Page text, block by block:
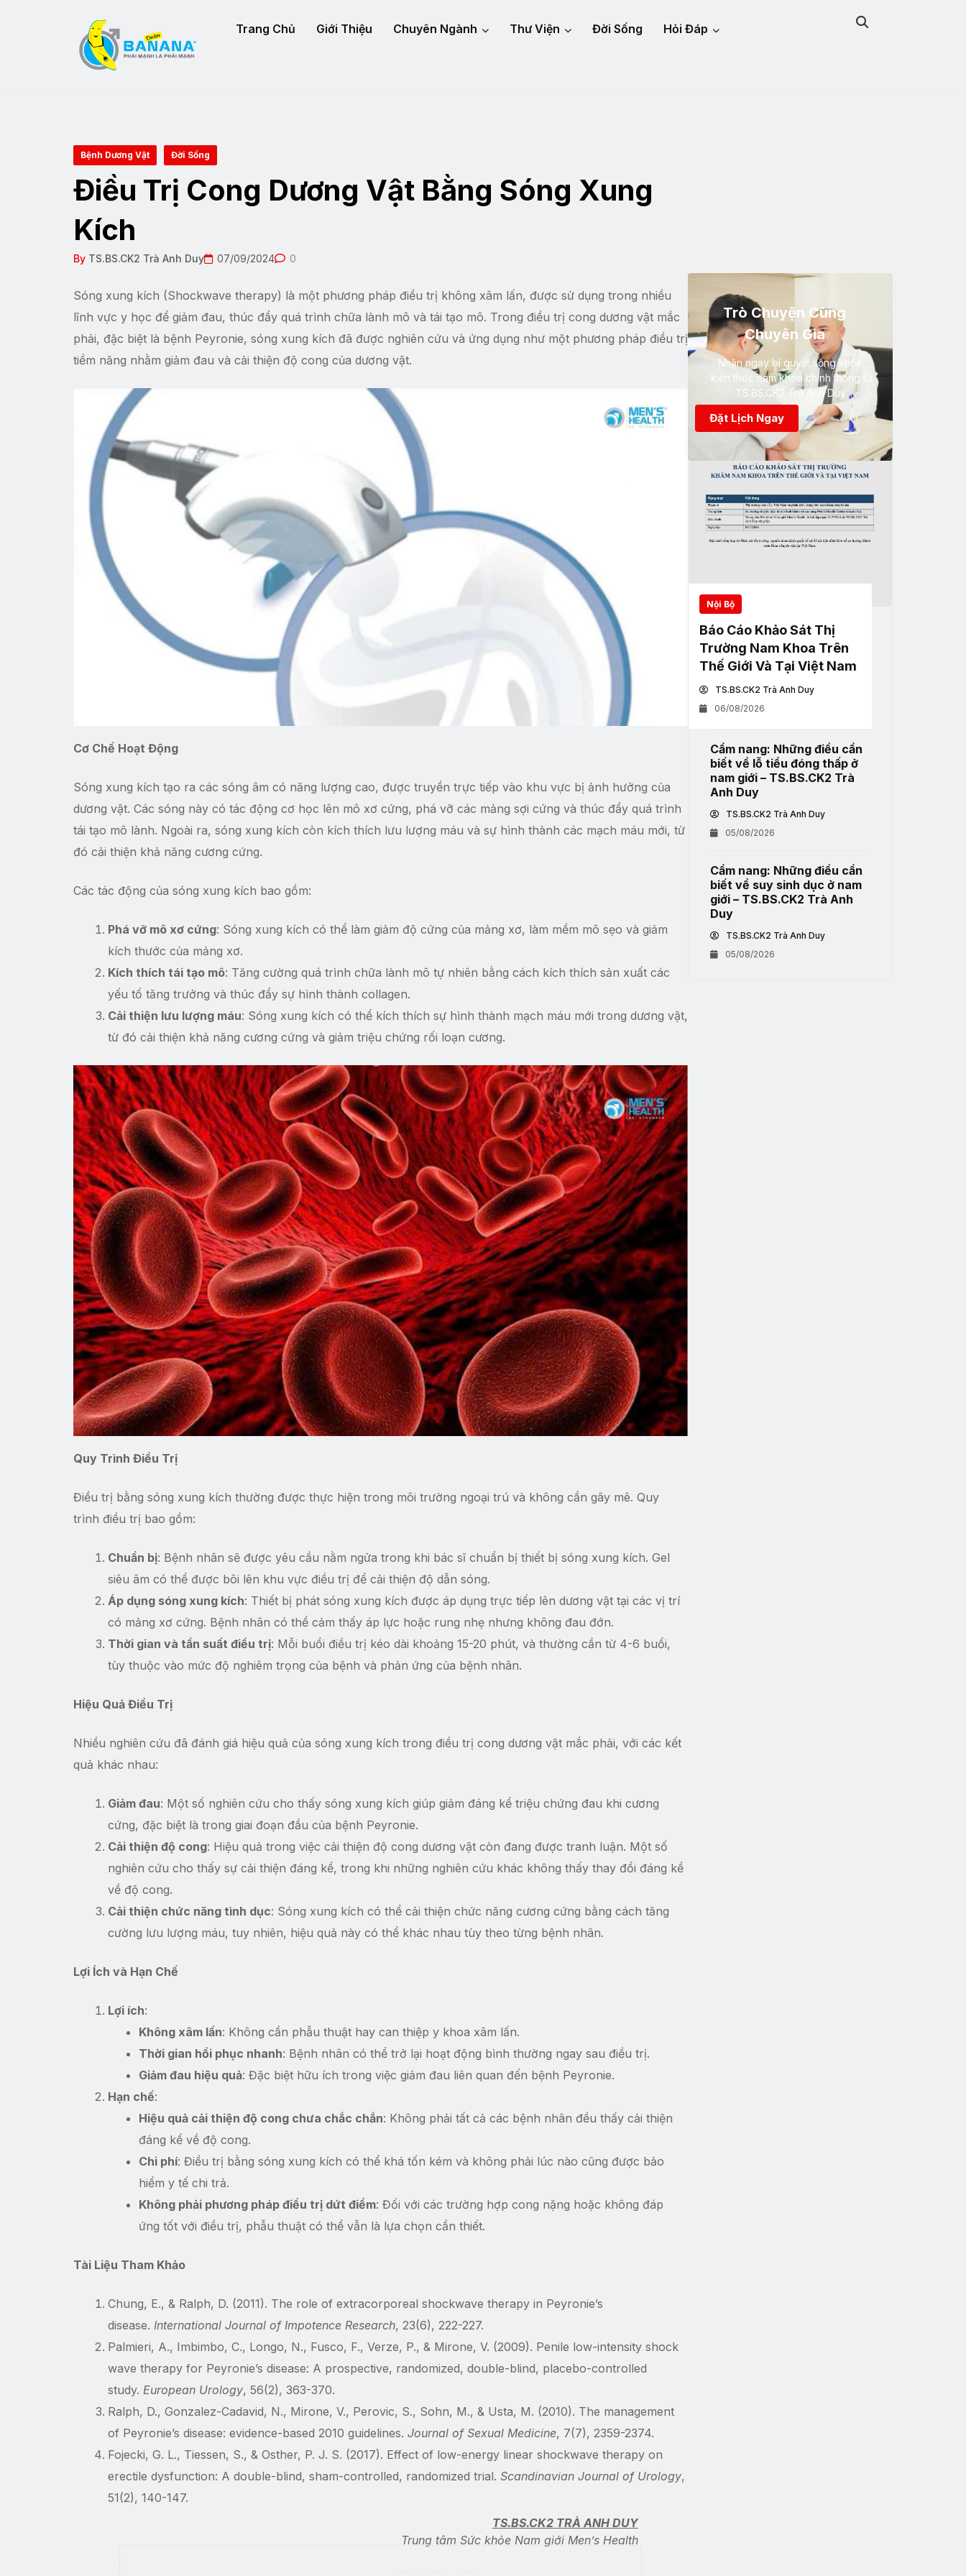
Trang Chủ Giới Thiệu Chuyên Ngành Thư Viện Đời Sống Hỏi Đáp
Bệnh Dương Vật Đời Sống
Điều Trị Cong Dương Vật Bằng Sóng Xung
Kích
By TS.BS.CK2 Trà Anh Duy 07/09/2024 0
Sóng xung kích (Shockwave therapy) là một phương pháp điều trị không xâm lấn, được sử dụng trong nhiều
lĩnh vực y học để giảm đau, thúc đẩy quá trình chữa lành mô và tái tạo mô. Trong điều trị cong dương vật mắc
phải, đặc biệt là bệnh Peyronie, sóng xung kích đã được nghiên cứu và ứng dụng như một phương pháp điều trị
tiềm năng nhằm giảm đau và cải thiện độ cong của dương vật.
Cơ Chế Hoạt Động
Sóng xung kích tạo ra các sóng âm có năng lượng cao, được truyền trực tiếp vào khu vực bị ảnh hưởng của
dương vật. Các sóng này có tác động cơ học lên mô xơ cứng, phá vỡ các mảng sợi cứng và thúc đẩy quá trình
tái tạo mô lành. Ngoài ra, sóng xung kích còn kích thích lưu lượng máu và sự hình thành các mạch máu mới, từ
đó cải thiện khả năng cương cứng.
Các tác động của sóng xung kích bao gồm:
Phá vỡ mô xơ cứng: Sóng xung kích có thể làm giảm độ cứng của mảng xơ, làm mềm mô sẹo và giảm
kích thước của mảng xơ.
Kích thích tái tạo mô: Tăng cường quá trình chữa lành mô tự nhiên bằng cách kích thích sản xuất các
yếu tố tăng trưởng và thúc đẩy sự hình thành collagen.
Cải thiện lưu lượng máu: Sóng xung kích có thể kích thích sự hình thành mạch máu mới trong dương vật,
từ đó cải thiện khả năng cương cứng và giảm triệu chứng rối loạn cương.
Quy Trình Điều Trị
Điều trị bằng sóng xung kích thường được thực hiện trong môi trường ngoại trú và không cần gây mê. Quy
trình điều trị bao gồm:
Chuẩn bị: Bệnh nhân sẽ được yêu cầu nằm ngửa trong khi bác sĩ chuẩn bị thiết bị sóng xung kích. Gel
siêu âm có thể được bôi lên khu vực điều trị để cải thiện độ dẫn sóng.
Áp dụng sóng xung kích: Thiết bị phát sóng xung kích được áp dụng trực tiếp lên dương vật tại các vị trí
có mảng xơ cứng. Bệnh nhân có thể cảm thấy áp lực hoặc rung nhẹ nhưng không đau đớn.
Thời gian và tần suất điều trị: Mỗi buổi điều trị kéo dài khoảng 15-20 phút, và thường cần từ 4-6 buổi,
tùy thuộc vào mức độ nghiêm trọng của bệnh và phản ứng của bệnh nhân.
Hiệu Quả Điều Trị
Nhiều nghiên cứu đã đánh giá hiệu quả của sóng xung kích trong điều trị cong dương vật mắc phải, với các kết
quả khác nhau:
Giảm đau: Một số nghiên cứu cho thấy sóng xung kích giúp giảm đáng kể triệu chứng đau khi cương
cứng, đặc biệt là trong giai đoạn đầu của bệnh Peyronie.
Cải thiện độ cong: Hiệu quả trong việc cải thiện độ cong dương vật còn đang được tranh luận. Một số
nghiên cứu cho thấy sự cải thiện đáng kể, trong khi những nghiên cứu khác không thấy thay đổi đáng kể
về độ cong.
Cải thiện chức năng tình dục: Sóng xung kích có thể cải thiện chức năng cương cứng bằng cách tăng
cường lưu lượng máu, tuy nhiên, hiệu quả này có thể khác nhau tùy theo từng bệnh nhân.
Lợi Ích và Hạn Chế
Lợi ích:
Không xâm lấn: Không cần phẫu thuật hay can thiệp y khoa xâm lấn.
Thời gian hồi phục nhanh: Bệnh nhân có thể trở lại hoạt động bình thường ngay sau điều trị.
Giảm đau hiệu quả: Đặc biệt hữu ích trong việc giảm đau liên quan đến bệnh Peyronie.
Hạn chế:
Hiệu quả cải thiện độ cong chưa chắc chắn: Không phải tất cả các bệnh nhân đều thấy cải thiện
đáng kể về độ cong.
Chi phí: Điều trị bằng sóng xung kích có thể khá tốn kém và không phải lúc nào cũng được bảo
hiểm y tế chi trả.
Không phải phương pháp điều trị dứt điểm: Đối với các trường hợp cong nặng hoặc không đáp
ứng tốt với điều trị, phẫu thuật có thể vẫn là lựa chọn cần thiết.
Tài Liệu Tham Khảo
Chung, E., & Ralph, D. (2011). The role of extracorporeal shockwave therapy in Peyronie’s
disease. International Journal of Impotence Research, 23(6), 222-227.
Palmieri, A., Imbimbo, C., Longo, N., Fusco, F., Verze, P., & Mirone, V. (2009). Penile low-intensity shock
wave therapy for Peyronie’s disease: A prospective, randomized, double-blind, placebo-controlled
study. European Urology, 56(2), 363-370.
Ralph, D., Gonzalez-Cadavid, N., Mirone, V., Perovic, S., Sohn, M., & Usta, M. (2010). The management
of Peyronie’s disease: evidence-based 2010 guidelines. Journal of Sexual Medicine, 7(7), 2359-2374.
Fojecki, G. L., Tiessen, S., & Osther, P. J. S. (2017). Effect of low-energy linear shockwave therapy on
erectile dysfunction: A double-blind, sham-controlled, randomized trial. Scandinavian Journal of Urology,
51(2), 140-147.
TS.BS.CK2 TRÀ ANH DUY
Trung tâm Sức khỏe Nam giới Men’s Health
Trò Chuyện Cùng
Chuyên Gia
Nhận ngay bí quyết sống khỏe,
kiến thức nam khoa chính thống từ
TS.BS.CK2 Trà Anh Duy
Đặt Lịch Ngay
Nội Bộ
Báo Cáo Khảo Sát Thị
Trường Nam Khoa Trên
Thế Giới Và Tại Việt Nam
TS.BS.CK2 Trà Anh Duy
06/08/2026
Cẩm nang: Những điều cần
biết về lỗ tiểu đóng thấp ở
nam giới – TS.BS.CK2 Trà
Anh Duy
TS.BS.CK2 Trà Anh Duy
05/08/2026
Cẩm nang: Những điều cần
biết về suy sinh dục ở nam
giới – TS.BS.CK2 Trà Anh
Duy
TS.BS.CK2 Trà Anh Duy
05/08/2026